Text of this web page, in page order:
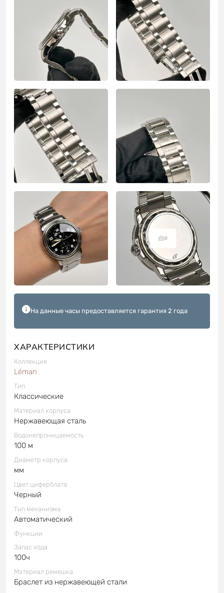
8
На данные часы предоставляется гарантия 2 года
ХАРАКТЕРИСТИКИ
Коллекция
Léman
Тип
Классические
Материал корпуса
Нержавеющая сталь
Водонепроницаемость
100 м
Диаметр корпуса
мм
Цвет циферблата
Черный
Тип механизма
Автоматический
Функции
Запас хода
100ч
Материал ремешка
Браслет из нержавеющей стали